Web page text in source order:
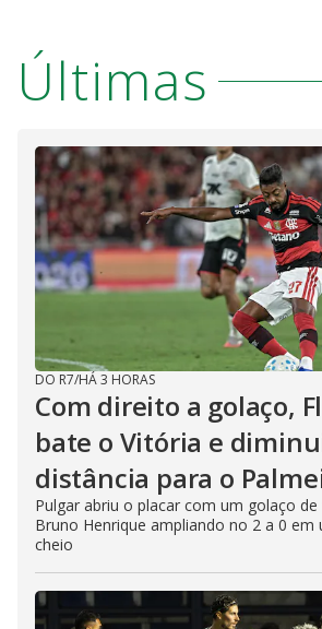
Últimas
DO R7/HÁ 3 HORAS
Com direito a golaço,
bate o Vitória e
distância para o
Pulgar abriu o placar com um golaço
Bruno Henrique ampliando no 2 a 0 em
cheio